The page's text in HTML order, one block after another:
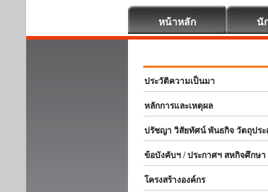
หน้าหลัก นั
ส
ประวัติความเป็นมา
หลักการและเหตุผล
ปรัชญา วิสัยทัศน์ พันธกิจ วัตถุประ
ข้อบังคับฯ / ประกาศฯ สหกิจศึกษา
โครงสร้างองค์กร